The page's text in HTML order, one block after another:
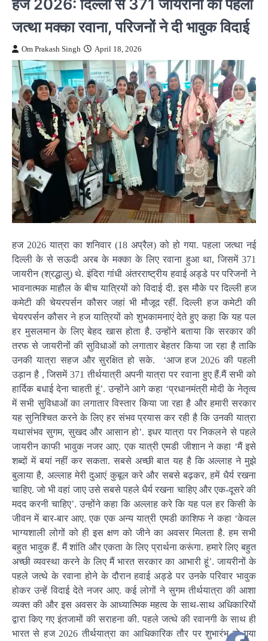
जत्था मक्का रवाना, परिजनों ने दी भावुक विदाई
Om Prakash Singh April 18, 2026
हज 2026 यात्रा का शनिवार (18 अप्रैल) को हो गया. पहला जत्था नई
दिल्ली के से सऊदी अरब के मक्का के लिए रवाना हुआ था, जिसमें 371
जायरीन (श्रद्धालु) थे. इंदिरा गांधी अंतरराष्ट्रीय हवाई अड्डे पर परिजनों ने
भावनात्मक माहौल के बीच यात्रियों को विदाई दी. इस मौके पर दिल्ली हज
कमेटी की चेयरपर्सन कौसर जहां भी मौजूद रहीं. दिल्ली हज कमेटी की
चेयरपर्सन कौसर ने हज यात्रियों को शुभकामनाएं देते हुए कहा कि यह पल
हर मुसलमान के लिए बेहद खास होता है. उन्होंने बताया कि सरकार की
तरफ से जायरीनों की सुविधाओं को लगातार बेहतर किया जा रहा है ताकि
उनकी यात्रा सहज और सुरक्षित हो सके. ‘आज हज 2026 की पहली
उड़ान है , जिसमें 371 तीर्थयात्री अपनी यात्रा पर रवाना हुए हैं.मैं सभी को
हार्दिक बधाई देना चाहती हूं’. उन्होंने आगे कहा ‘प्रधानमंत्री मोदी के नेतृत्व
में सभी सुविधाओं का लगातार विस्तार किया जा रहा है और हमारी सरकार
यह सुनिश्चित करने के लिए हर संभव प्रयास कर रही है कि उनकी यात्रा
यथासंभव सुगम, सुखद और आसान हो’. इधर यात्रा पर निकलने से पहले
जायरीन काफी भावुक नजर आए. एक यात्री एमडी जीशान ने कहा ‘मैं इसे
शब्दों में बयां नहीं कर सकता. सबसे अच्छी बात यह है कि अल्लाह ने मुझे
बुलाया है, अल्लाह मेरी दुआएं कुबूल करे और सबसे बढ़कर, हमें धैर्य रखना
चाहिए. जो भी वहां जाए उसे सबसे पहले धैर्य रखना चाहिए और एक-दूसरे की
मदद करनी चाहिए’. उन्होंने कहा कि अल्लाह करे कि यह पल हर किसी के
जीवन में बार-बार आए. एक एक अन्य यात्री एमडी काशिफ ने कहा ‘केवल
भाग्यशाली लोगों को ही इस क्षण को जीने का अवसर मिलता है. हम सभी
बहुत भावुक हैं. मैं शांति और एकता के लिए प्रार्थना करूंगा. हमारे लिए बहुत
अच्छी व्यवस्था करने के लिए मैं भारत सरकार का आभारी हूं’. जायरीनों के
पहले जत्थे के रवाना होने के दौरान हवाई अड्डे पर उनके परिवार भावुक
होकर उन्हें विदाई देते नजर आए. कई लोगों ने सुगम तीर्थयात्रा की आशा
व्यक्त की और इस अवसर के आध्यात्मिक महत्व के साथ-साथ अधिकारियों
द्वारा किए गए इंतजामों की सराहना की. पहले जत्थे की रवानगी के साथ ही
भारत से हज 2026 तीर्थयात्रा का आधिकारिक तौर पर शुभारंभ हो गया